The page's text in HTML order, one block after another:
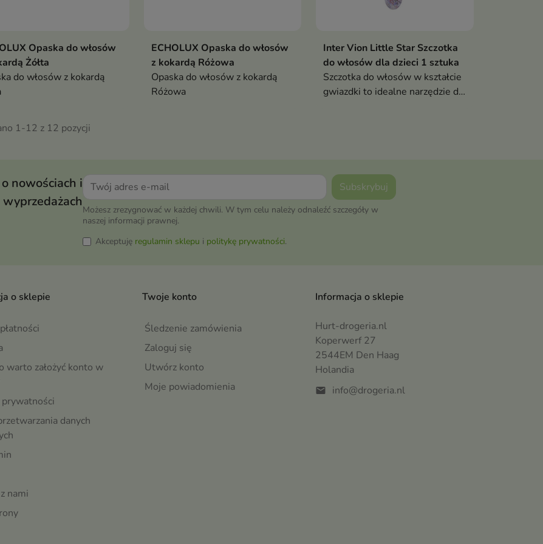
Opaska do włosów
Żółta
do włosów z kokardą
ECHOLUX Opaska do włosów
z kokardą Różowa
Opaska do włosów z kokardą
Różowa
Inter Vion Little Star Szczotka
do włosów dla dzieci 1 sztuka
Szczotka do włosów w kształcie
gwiazdki to idealne narzędzie do
1-12 z 12 pozycji
nowościach i
wyprzedażach
Możesz zrezygnować w każdej chwili. W tym celu należy odnaleźć szczegóły w
naszej informacji prawnej.
Akceptuję regulamin sklepu i politykę prywatności.
o sklepie
warto założyć konto w
danych
nami
Twoje konto
Śledzenie zamówienia
Zaloguj się
Utwórz konto
Moje powiadomienia
Informacja o sklepie
Hurt-drogeria.nl
Koperwerf 27
2544EM Den Haag
Holandia
mail info@drogeria.nl